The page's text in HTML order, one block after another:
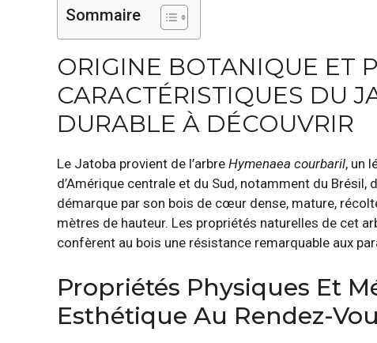
Sommaire
ORIGINE BOTANIQUE ET
CARACTÉRISTIQUES DU
DURABLE À DÉCOUVRIR
Le Jatoba provient de l’arbre Hymenaea courbaril, un
d’Amérique centrale et du Sud, notamment du
démarque par son bois de cœur dense, mature,
mètres de hauteur. Les propriétés naturelles de cet
confèrent au bois une résistance remarquable aux
Propriétés Physiques Et
Esthétique Au Rendez-